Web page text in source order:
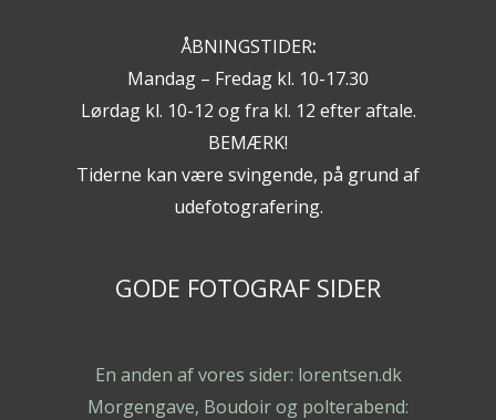
ÅBNINGSTIDER:
Mandag – Fredag kl. 10-17.30
Lørdag kl. 10-12 og fra kl. 12 efter aftale.
BEMÆRK!
Tiderne kan være svingende, på grund af
udefotografering.
GODE FOTOGRAF SIDER
En anden af vores sider: lorentsen.dk
Morgengave, Boudoir og polterabend: